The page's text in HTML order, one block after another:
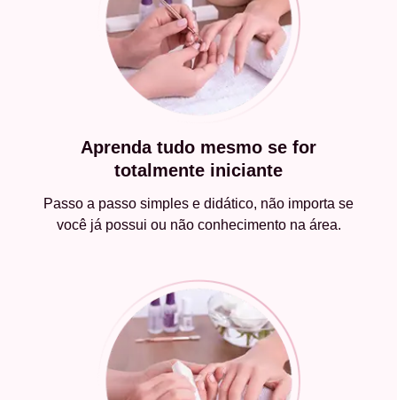
Aprenda tudo mesmo se for
totalmente iniciante
Passo a passo simples e didático, não importa se
você já possui ou não conhecimento na área.